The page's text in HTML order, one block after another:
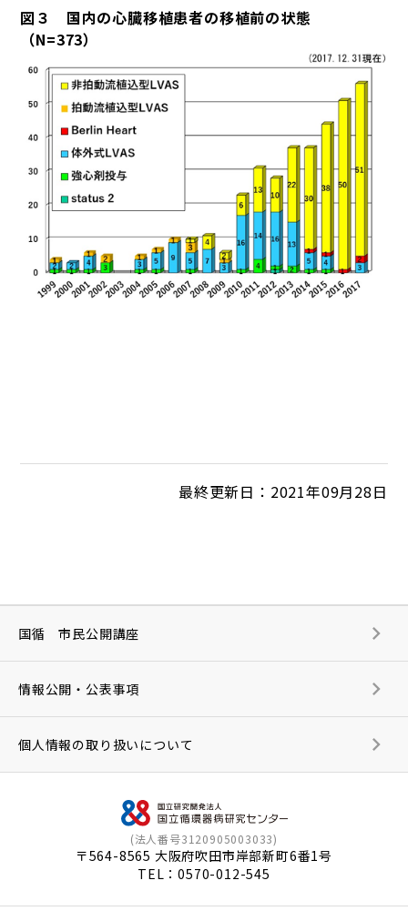
図３ 国内の心臓移植患者の移植前の状態
（N=373）
最終更新日：2021年09月28日
(法人番号3120905003033)
〒564-8565 大阪府吹田市岸部新町6番1号
TEL：0570-012-545
国循 市民公開講座
情報公開・公表事項
個人情報の取り扱いについて